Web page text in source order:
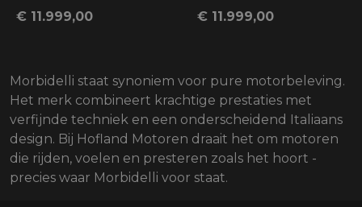
€ 11.999,00
€ 11.999,00
Morbidelli staat synoniem voor pure motorbeleving.
Het merk combineert krachtige prestaties met
verfijnde techniek en een onderscheidend Italiaans
design. Bij Hofland Motoren draait het om motoren
die rijden, voelen en presteren zoals het hoort -
precies waar Morbidelli voor staat.